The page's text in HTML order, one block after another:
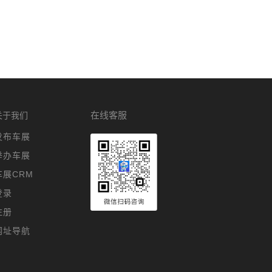
旺园路279号1-2层
于我们
布车展
办车展
展CRM
录
册
址导航
在线客服